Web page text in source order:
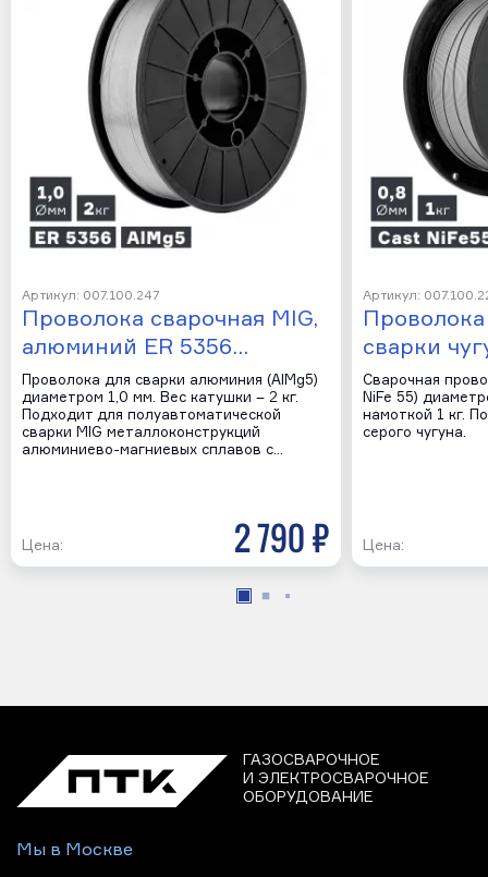
Артикул: 007.100.247
Проволока сварочная MIG,
алюминий ER 5356…
Проволока для сварки алюминия (AlMg5)
диаметром 1,0 мм. Вес катушки – 2 кг.
Подходит для полуавтоматической
сварки MIG металлоконструкций
алюминиево-магниевых сплавов с…
Цена: 2 790 р
Артикул:
сварки
Сварочная
NiFe 55)
намоткой 1 кг.
серого чугуна.
Цена:
ГАЗОСВАРОЧНОЕ
И ЭЛЕКТРОСВАРОЧНОЕ
ОБОРУДОВАНИЕ
Мы в Москве